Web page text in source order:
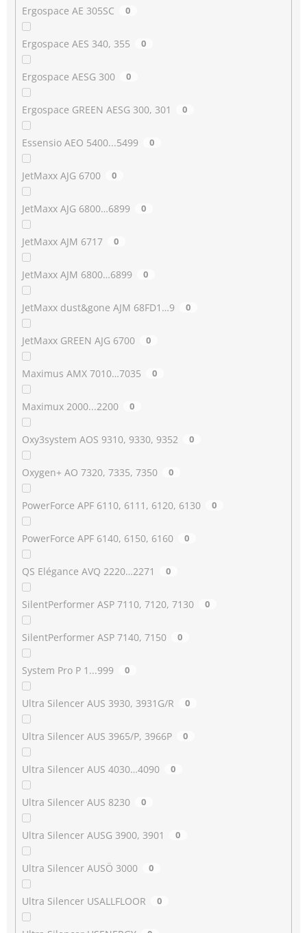
Ergospace AE 305SC 0
Ergospace AES 340, 355 0
Ergospace AESG 300 0
Ergospace GREEN AESG 300, 301 0
Essensio AEO 5400...5499 0
JetMaxx AJG 6700 0
JetMaxx AJG 6800…6899 0
JetMaxx AJM 6717 0
JetMaxx AJM 6800…6899 0
JetMaxx dust&gone AJM 68FD1…9 0
JetMaxx GREEN AJG 6700 0
Maximus AMX 7010…7035 0
Maximux 2000...2200 0
Oxy3system AOS 9310, 9330, 9352 0
Oxygen+ AO 7320, 7335, 7350 0
PowerForce APF 6110, 6111, 6120, 6130 0
PowerForce APF 6140, 6150, 6160 0
QS Elégance AVQ 2220…2271 0
SilentPerformer ASP 7110, 7120, 7130 0
SilentPerformer ASP 7140, 7150 0
System Pro P 1...999 0
Ultra Silencer AUS 3930, 3931G/R 0
Ultra Silencer AUS 3965/P, 3966P 0
Ultra Silencer AUS 4030…4090 0
Ultra Silencer AUS 8230 0
Ultra Silencer AUSG 3900, 3901 0
Ultra Silencer AUSÖ 3000 0
Ultra Silencer USALLFLOOR 0